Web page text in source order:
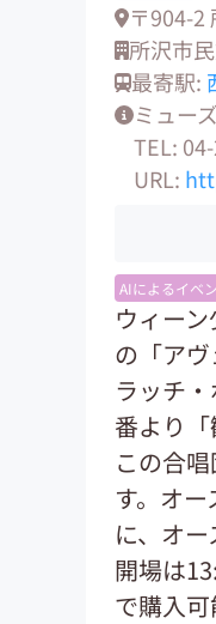
〒904-2
所沢市
最寄駅:
ミュー
TEL:
URL:
AIによるイベ
ウィー
の「ア
ラッチ
番より
この合
す。オ
に、オ
開場は
で購入可